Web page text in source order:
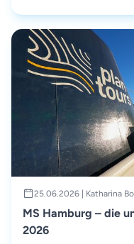
25.06.2026 | Katharina
MS Hamburg – die
2026